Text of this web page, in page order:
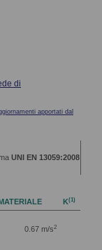
di
apportati dal
UNI EN 13059:2008
K(1)
0.67 m/s2